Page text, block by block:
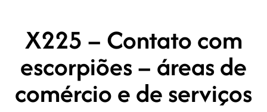
X225 – Contato com
escorpiões – áreas de
comércio e de serviços